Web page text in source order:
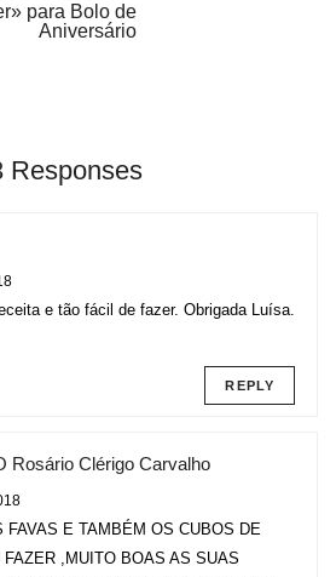
para Bolo de
Aniversário
Responses
e tão fácil de fazer. Obrigada Luísa.
REPLY
Rosário Clérigo Carvalho
FAVAS E TAMBÉM OS CUBOS DE
FAZER ,MUITO BOAS AS SUAS